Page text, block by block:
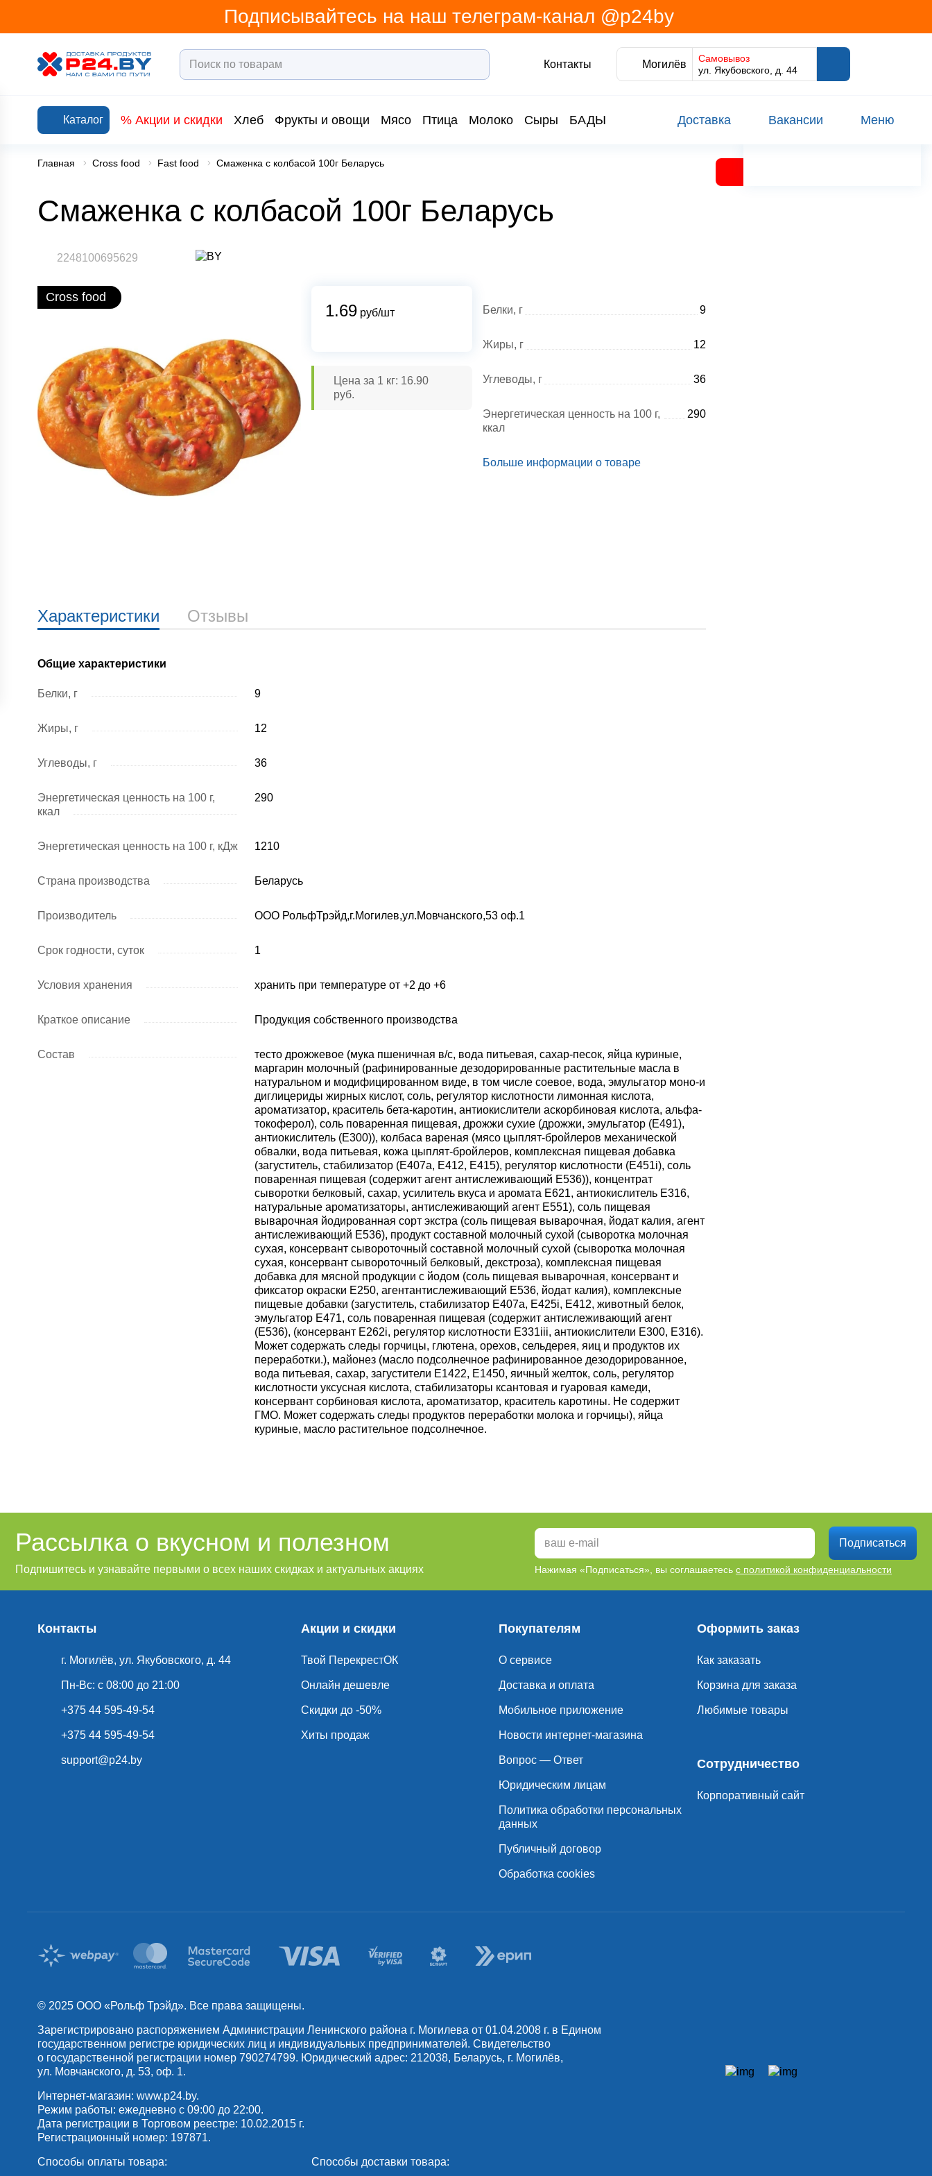
Подписывайтесь на наш телеграм-канал @p24by
Контакты Могилёв
Самовывоз
ул. Якубовского, д. 44
Каталог % Акции и скидки Хлеб Фрукты и овощи Мясо Птица Молоко Сыры БАДЫ Доставка Вакансии Меню
Главная Cross food Fast food Смаженка с колбасой 100г Беларусь
Смаженка с колбасой 100г Беларусь
2248100695629
Cross food
1.69 руб/шт
Цена за 1 кг: 16.90
руб.
Характеристики Отзывы
Общие характеристики
Белки, г 9
Жиры, г 12
Углеводы, г 36
Энергетическая ценность на 100 г,
ккал
290
Энергетическая ценность на 100 г, кДж 1210
Страна производства Беларусь
Производитель ООО РольфТрэйд,г.Могилев,ул.Мовчанского,53 оф.1
Срок годности, суток 1
Условия хранения хранить при температуре от +2 до +6
Краткое описание Продукция собственного производства
Состав
тесто дрожжевое (мука пшеничная в/с, вода питьевая, сахар-песок, яйца куриные,
маргарин молочный (рафинированные дезодорированные растительные масла в
натуральном и модифицированном виде, в том числе соевое, вода, эмульгатор моно-и
диглицериды жирных кислот, соль, регулятор кислотности лимонная кислота,
ароматизатор, краситель бета-каротин, антиокислители аскорбиновая кислота, альфа-
токоферол), соль поваренная пищевая, дрожжи сухие (дрожжи, эмульгатор (Е491),
антиокислитель (Е300)), колбаса вареная (мясо цыплят-бройлеров механической
обвалки, вода питьевая, кожа цыплят-бройлеров, комплексная пищевая добавка
(загуститель, стабилизатор (Е407а, Е412, Е415), регулятор кислотности (Е451i), соль
поваренная пищевая (содержит агент антислеживающий Е536)), концентрат
сыворотки белковый, сахар, усилитель вкуса и аромата Е621, антиокислитель Е316,
натуральные ароматизаторы, антислеживающий агент Е551), соль пищевая
выварочная йодированная сорт экстра (соль пищевая выварочная, йодат калия, агент
антислеживающий Е536), продукт составной молочный сухой (сыворотка молочная
сухая, консервант сывороточный составной молочный сухой (сыворотка молочная
сухая, консервант сывороточный белковый, декстроза), комплексная пищевая
добавка для мясной продукции с йодом (соль пищевая выварочная, консервант и
фиксатор окраски Е250, агентантислеживающий Е536, йодат калия), комплексные
пищевые добавки (загуститель, стабилизатор Е407а, Е425i, Е412, животный белок,
эмульгатор Е471, соль поваренная пищевая (содержит антислеживающий агент
(Е536), (консервант Е262i, регулятор кислотности Е331iii, антиокислители Е300, Е316).
Может содержать следы горчицы, глютена, орехов, сельдерея, яиц и продуктов их
переработки.), майонез (масло подсолнечное рафинированное дезодорированное,
вода питьевая, сахар, загустители Е1422, Е1450, яичный желток, соль, регулятор
кислотности уксусная кислота, стабилизаторы ксантовая и гуаровая камеди,
консервант сорбиновая кислота, ароматизатор, краситель каротины. Не содержит
ГМО. Может содержать следы продуктов переработки молока и горчицы), яйца
куриные, масло растительное подсолнечное.
Белки, г 9
Жиры, г 12
Углеводы, г 36
Энергетическая ценность на 100 г,
ккал
290
Больше информации о товаре
Рассылка о вкусном и полезном
Подпишитесь и узнавайте первыми о всех наших скидках и актуальных акциях
Подписаться
Нажимая «Подписаться», вы соглашаетесь с политикой конфиденциальности
Контакты
г. Могилёв, ул. Якубовского, д. 44
Пн-Вс: с 08:00 до 21:00
+375 44 595-49-54
+375 44 595-49-54
support@p24.by
Акции и скидки
Твой ПерекрестОК
Онлайн дешевле
Скидки до -50%
Хиты продаж
Покупателям
О сервисе
Доставка и оплата
Мобильное приложение
Новости интернет-магазина
Вопрос — Ответ
Юридическим лицам
Политика обработки персональных
данных
Публичный договор
Обработка cookies
Оформить заказ
Как заказать
Корзина для заказа
Любимые товары
Сотрудничество
Корпоративный сайт
© 2025 OOO «Рольф Трэйд». Все права защищены.
Зарегистрировано распоряжением Администрации Ленинского района г. Могилева от 01.04.2008 г. в Едином
государственном регистре юридических лиц и индивидуальных предпринимателей. Свидетельство
о государственной регистрации номер 790274799. Юридический адрес: 212038, Беларусь, г. Могилёв,
ул. Мовчанского, д. 53, оф. 1.
Интернет-магазин: www.p24.by.
Режим работы: ежедневно с 09:00 до 22:00.
Дата регистрации в Торговом реестре: 10.02.2015 г.
Регистрационный номер: 197871.
Способы оплаты товара: Способы доставки товара: